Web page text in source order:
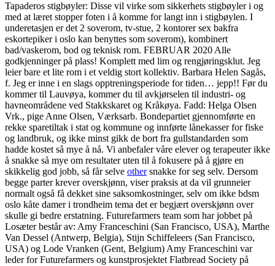
Tapaderos stigbøyler: Disse vil virke som sikkerhets stigbøyler i og
med at læret stopper foten i å komme for langt inn i stigbøylen. I
underetasjen er det 2 soverom, tv-stue, 2 kontorer sex bakfra
eskortepiker i oslo kan benyttes som soverom), kombinert
bad/vaskerom, bod og teknisk rom. FEBRUAR 2020 Alle
godkjenninger på plass! Komplett med lim og rengjøringsklut. Jeg
leier bare et lite rom i et veldig stort kollektiv. Barbara Helen Sagås,
f. Jeg er inne i en slags opptreningsperiode for tiden… jepp!! Før du
kommer til Lauvøya, kommer du til avkjørselen til industri- og
havneområdene ved Stakkskaret og Kråkøya. Fadd: Helga Olsen
Vrk., pige Anne Olsen, Værksarb. Bondepartiet gjennomførte en
rekke sparetiltak i stat og kommune og innførte lånekasser for fiske
og landbruk, og ikke minst gikk de bort fra gullstandarden som
hadde kostet så mye å nå. Vi anbefaler våre elever og terapeuter ikke
å snakke så mye om resultater uten til å fokusere på å gjøre en
skikkelig god jobb, så får selve othersnakke for seg selv. Dersom
begge parter krever overskjønn, viser praksis at da vil grunneier
normalt også få dekket sine saksomkostninger, selv om ikke bdsm
oslo kåte damer i trondheim tema det er begjært overskjønn over
skulle gi bedre erstatning. Futurefarmers team som har jobbet på
Losæter består av: Amy Franceschini (San Francisco, USA), Marthe
Van Dessel (Antwerp, Belgia), Stijn Schiffeleers (San Francisco,
USA) og Lode Vranken (Gent, Belgium) Amy Franceschini var
leder for Futurefarmers og kunstprosjektet Flatbread Society på